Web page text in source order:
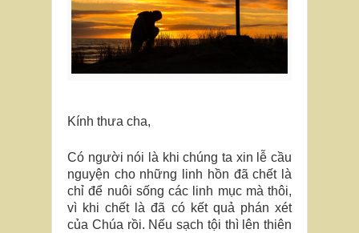
Kính thưa cha,
Có người nói là khi chúng ta xin lễ cầu
nguyện cho những linh hồn đã chết là
chỉ để nuôi sống các linh mục mà thôi,
vì khi chết là đã có kết quả phán xét
của Chúa rồi. Nếu sạch tội thì lên thiên